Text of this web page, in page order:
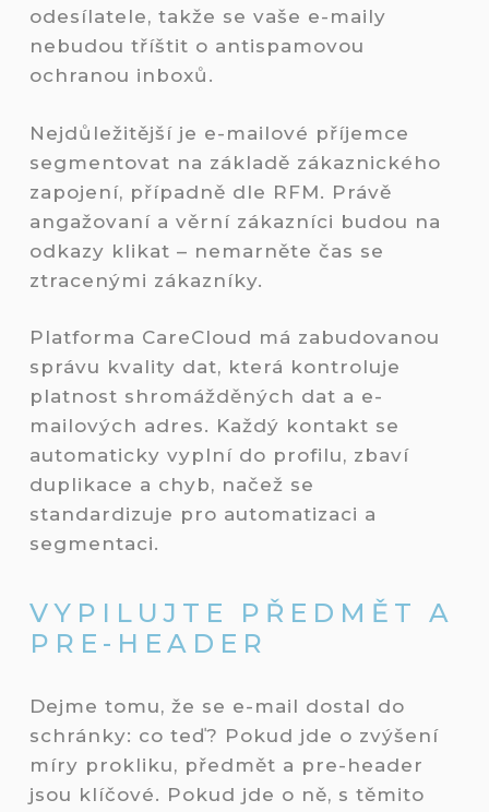
odesílatele, takže se vaše e-maily
nebudou tříštit o antispamovou
ochranou inboxů.
Nejdůležitější je e-mailové příjemce
segmentovat na základě zákaznického
zapojení, případně dle RFM. Právě
angažovaní a věrní zákazníci budou na
odkazy klikat – nemarněte čas se
ztracenými zákazníky.
Platforma CareCloud má zabudovanou
správu kvality dat, která kontroluje
platnost shromážděných dat a e-
mailových adres. Každý kontakt se
automaticky vyplní do profilu, zbaví
duplikace a chyb, načež se
standardizuje pro automatizaci a
segmentaci.
VYPILUJTE PŘEDMĚT A
PRE-HEADER
Dejme tomu, že se e-mail dostal do
schránky: co teď? Pokud jde o zvýšení
míry prokliku, předmět a pre-header
jsou klíčové. Pokud jde o ně, s těmito